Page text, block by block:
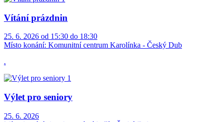
Vítání prázdnin
25. 6. 2026 od 15:30 do 18:30
Místo konání: Komunitní centrum Karolínka - Český Dub
.
Výlet pro seniory
25. 6. 2026